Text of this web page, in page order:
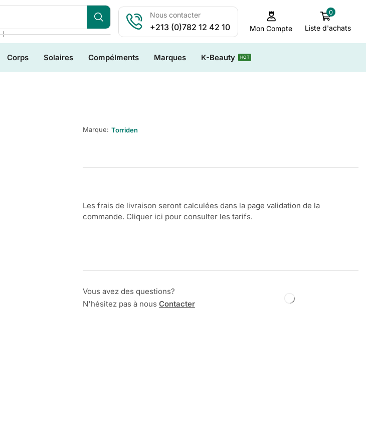
❘
Nous contacter
+213 (0)782 12 42 10 Mon Compte
0
Liste d'achats
Corps Solaires Compélments Marques K-Beauty HOT
Marque: Torriden
Les frais de livraison seront calculées dans la page validation de la
commande. Cliquer ici pour consulter les tarifs.
Vous avez des questions?
N'hésitez pas à nous Contacter